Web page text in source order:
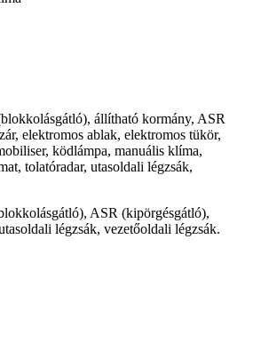
állítható kormány, ASR
elektromos ablak, elektromos tükör,
ködlámpa, manuális klíma,
tolatóradar, utasoldali légzsák,
ASR (kipörgésgátló),
légzsák, vezetőoldali légzsák.